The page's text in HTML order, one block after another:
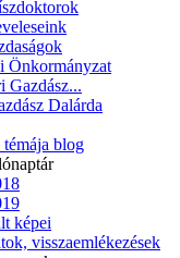
Önkormányzat
Gazdász...
Dalárda
blog
képei
visszaemlékezések